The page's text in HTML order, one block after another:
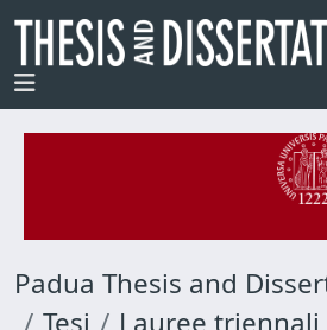
Padua Thesis and
Tesi
Lauree triennali